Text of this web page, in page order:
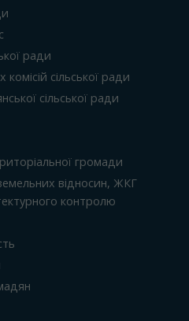
ради
комісій сільської ради
сільської ради
громади
відносин, ЖКГ
контролю